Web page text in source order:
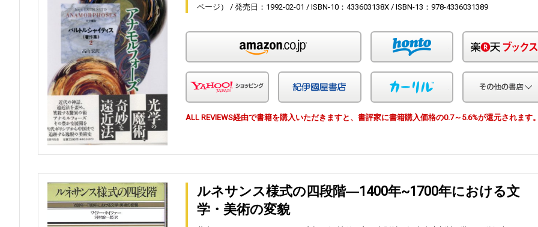
ページ）
発売日：1992-02-01 ISBN-10：433603138X ISBN-13：978-4336031389
honto
Yahoo!ショッピング 紀伊国屋 カーリル
ALL REVIEWS経由で書籍を購入いただきますと、書評家に書籍購入価格の0.7～5.6%が還元されます。
ルネサンス様式の四段階―1400年~1700年における文
学・美術の変貌